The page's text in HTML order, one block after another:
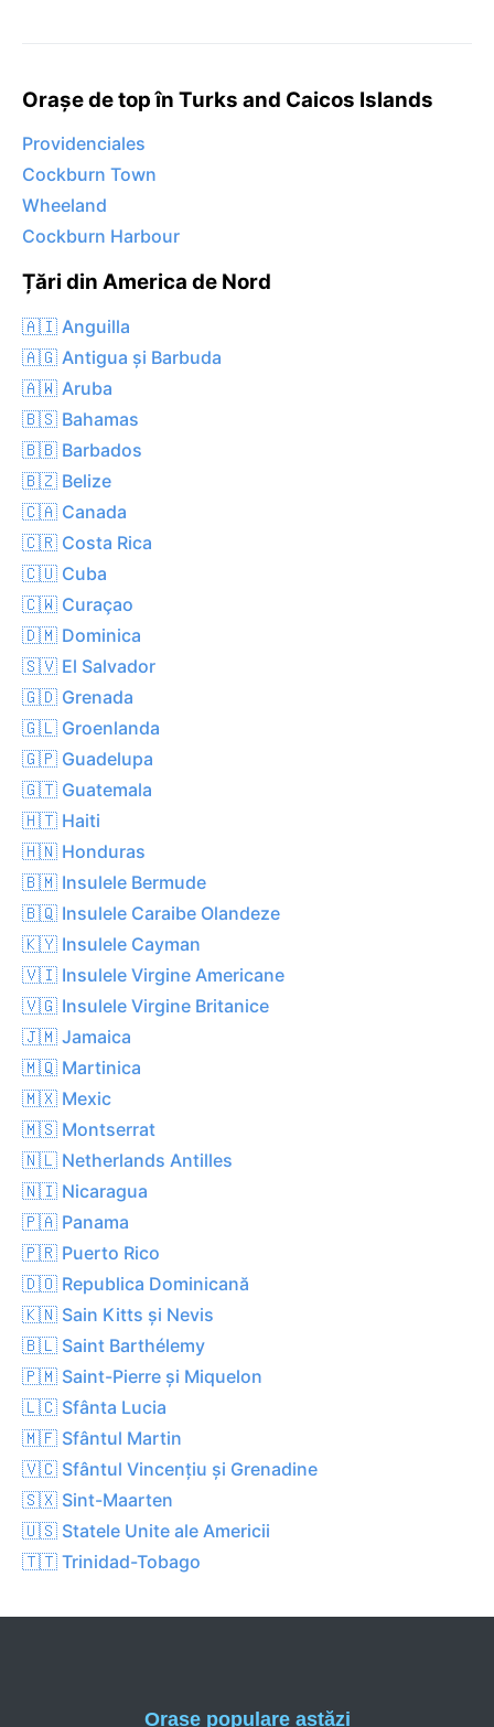
Orașe de top în Turks and Caicos Islands
Providenciales
Cockburn Town
Wheeland
Cockburn Harbour
Țări din America de Nord
🇦🇮 Anguilla
🇦🇬 Antigua și Barbuda
🇦🇼 Aruba
🇧🇸 Bahamas
🇧🇧 Barbados
🇧🇿 Belize
🇨🇦 Canada
🇨🇷 Costa Rica
🇨🇺 Cuba
🇨🇼 Curaçao
🇩🇲 Dominica
🇸🇻 El Salvador
🇬🇩 Grenada
🇬🇱 Groenlanda
🇬🇵 Guadelupa
🇬🇹 Guatemala
🇭🇹 Haiti
🇭🇳 Honduras
🇧🇲 Insulele Bermude
🇧🇶 Insulele Caraibe Olandeze
🇰🇾 Insulele Cayman
🇻🇮 Insulele Virgine Americane
🇻🇬 Insulele Virgine Britanice
🇯🇲 Jamaica
🇲🇶 Martinica
🇲🇽 Mexic
🇲🇸 Montserrat
🇳🇱 Netherlands Antilles
🇳🇮 Nicaragua
🇵🇦 Panama
🇵🇷 Puerto Rico
🇩🇴 Republica Dominicană
🇰🇳 Sain Kitts și Nevis
🇧🇱 Saint Barthélemy
🇵🇲 Saint-Pierre și Miquelon
🇱🇨 Sfânta Lucia
🇲🇫 Sfântul Martin
🇻🇨 Sfântul Vincențiu și Grenadine
🇸🇽 Sint-Maarten
🇺🇸 Statele Unite ale Americii
🇹🇹 Trinidad-Tobago
Orașe populare astăzi